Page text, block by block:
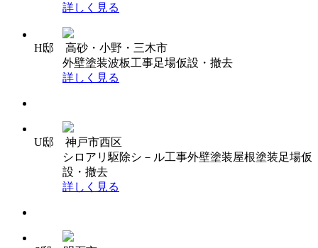
詳しく見る
H邸 高砂・小野・三木市
外壁塗装波板工事足場仮設・撤去
詳しく見る
U邸 神戸市西区
シロアリ駆除シ－ル工事外壁塗装屋根塗装足場仮
設・撤去
詳しく見る